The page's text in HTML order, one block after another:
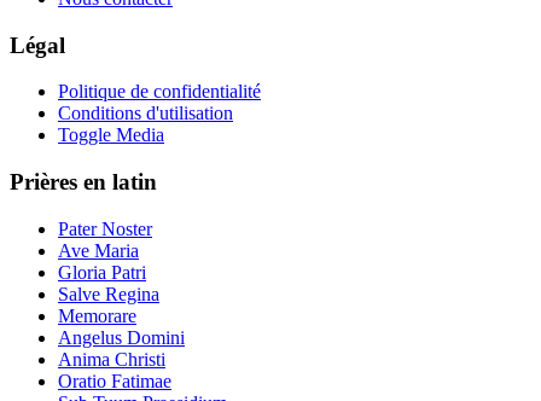
Légal
Politique de confidentialité
Conditions d'utilisation
Toggle Media
Prières en latin
Pater Noster
Ave Maria
Gloria Patri
Salve Regina
Memorare
Angelus Domini
Anima Christi
Oratio Fatimae